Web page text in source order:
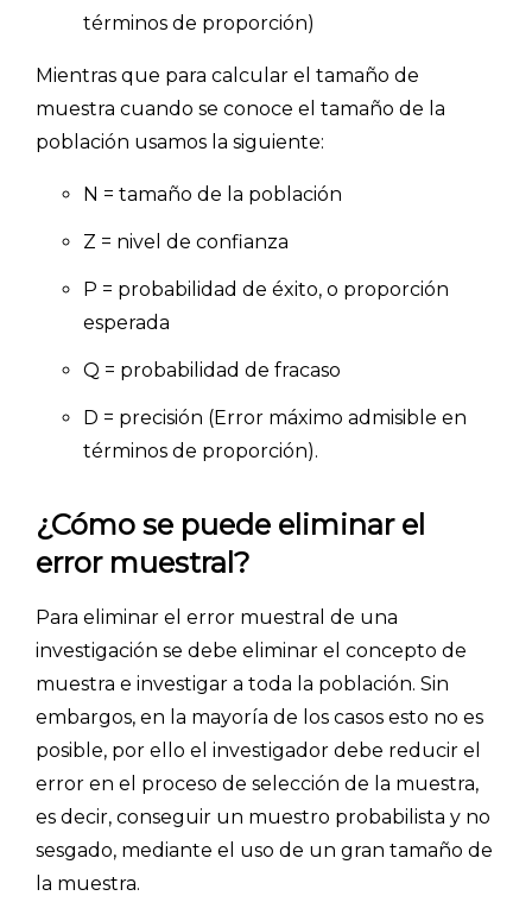
- Artículos destacados
- Encuesta.com
- Encuestas de NPS
- Encuestas de satisfacción de cliente
- Inteligencia artificial
- Investigación de mercados
- Marketing y encuestas
términos de proporción)
Mientras que para calcular el tamaño de
muestra cuando se conoce el tamaño de la
población usamos la siguiente:
N = tamaño de la población
Z = nivel de confianza
P = probabilidad de éxito, o proporción
esperada
Q = probabilidad de fracaso
D = precisión (Error máximo admisible en
términos de proporción).
¿Cómo se puede eliminar el
error muestral?
Para eliminar el error muestral de una
investigación se debe eliminar el concepto de
muestra e investigar a toda la población. Sin
embargos, en la mayoría de los casos esto no es
posible, por ello el investigador debe reducir el
error en el proceso de selección de la muestra,
es decir, conseguir un muestro probabilista y no
sesgado, mediante el uso de un gran tamaño de
la muestra.